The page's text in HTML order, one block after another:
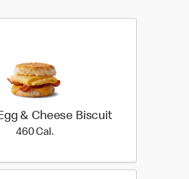
& Cheese Biscuit
460 Cal.460 Cal.